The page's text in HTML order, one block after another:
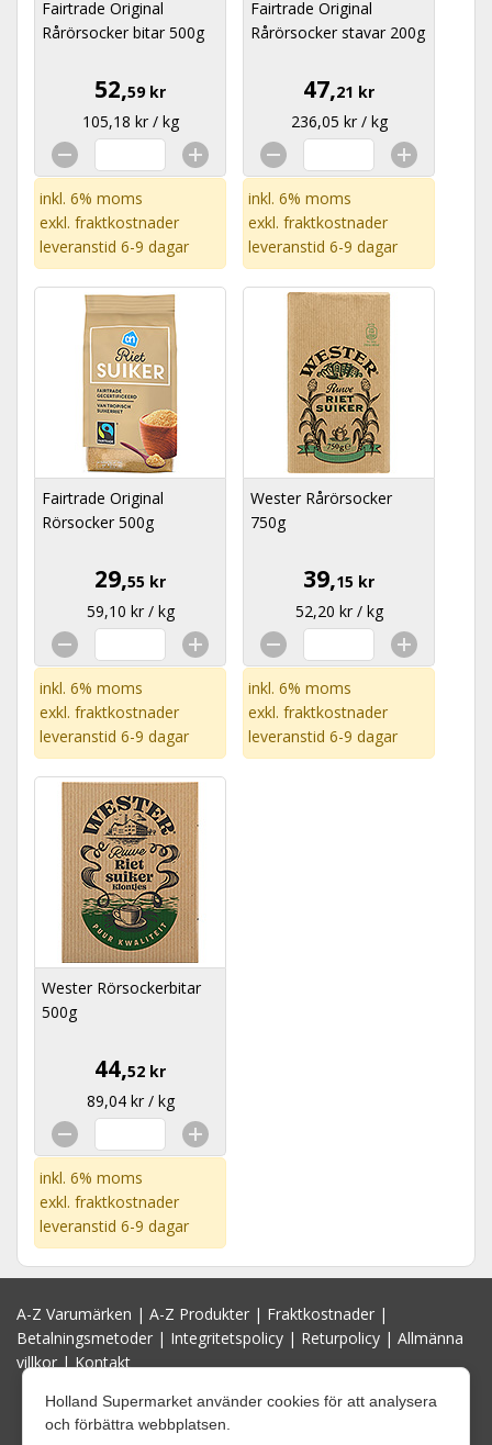
Fairtrade Original
Rårörsocker bitar 500g
52,59 kr
105,18 kr / kg
inkl. 6% moms
exkl. fraktkostnader
leveranstid 6-9 dagar
Fairtrade Original
Rårörsocker stavar 200g
47,21 kr
236,05 kr / kg
inkl. 6% moms
exkl. fraktkostnader
leveranstid 6-9 dagar
Fairtrade Original
Rörsocker 500g
29,55 kr
59,10 kr / kg
inkl. 6% moms
exkl. fraktkostnader
leveranstid 6-9 dagar
Wester Rårörsocker
750g
39,15 kr
52,20 kr / kg
inkl. 6% moms
exkl. fraktkostnader
leveranstid 6-9 dagar
Wester Rörsockerbitar
500g
44,52 kr
89,04 kr / kg
inkl. 6% moms
exkl. fraktkostnader
leveranstid 6-9 dagar
A-Z Varumärken | A-Z Produkter | Fraktkostnader |
Betalningsmetoder | Integritetspolicy | Returpolicy | Allmänna
villkor|Kontakt
Holland Supermarket använder cookies för att analysera
och förbättra webbplatsen.